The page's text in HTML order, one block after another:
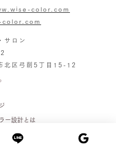
color.com
color.com
サロン
北区弓削5丁目15-12​​
ー設計とは
ビス